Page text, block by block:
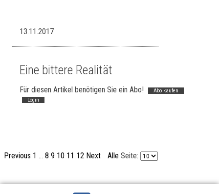
13.11.2017
Eine bittere Realität
Für diesen Artikel benötigen Sie ein Abo!
Abo kaufen
Login
Previous 1 ... 8 9 10 11 12 Next Alle Seite: